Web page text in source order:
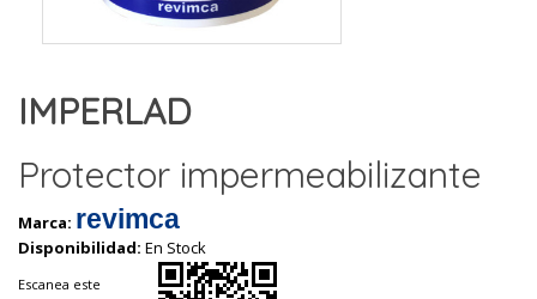
IMPERLAD
Protector impermeabilizante
Marca: revimca
Disponibilidad: En Stock
Escanea este